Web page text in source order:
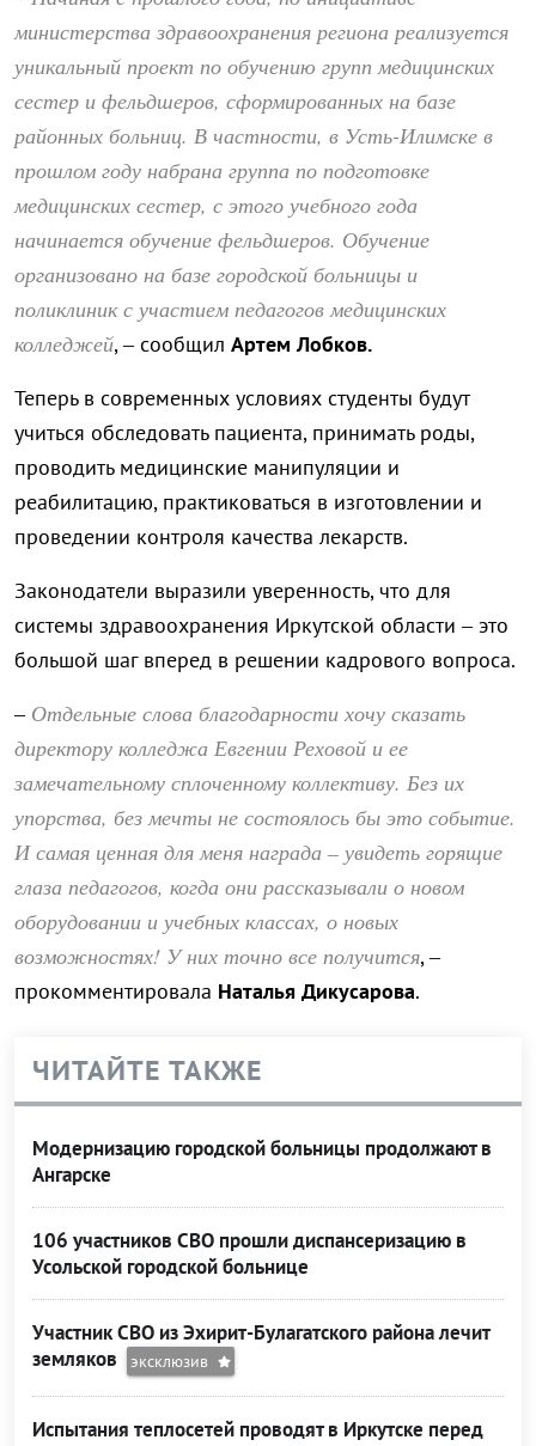
министерства здравоохранения региона реализуется
уникальный проект по обучению групп медицинских
сестер и фельдшеров, сформированных на базе
районных больниц. В частности, в Усть-Илимске в
прошлом году набрана группа по подготовке
медицинских сестер, с этого учебного года
начинается обучение фельдшеров. Обучение
организовано на базе городской больницы и
поликлиник с участием педагогов медицинских
колледжей, – сообщил Артем Лобков.
Теперь в современных условиях студенты будут
учиться обследовать пациента, принимать роды,
проводить медицинские манипуляции и
реабилитацию, практиковаться в изготовлении и
проведении контроля качества лекарств.
Законодатели выразили уверенность, что для
системы здравоохранения Иркутской области – это
большой шаг вперед в решении кадрового вопроса.
– Отдельные слова благодарности хочу сказать
директору колледжа Евгении Реховой и ее
замечательному сплоченному коллективу. Без их
упорства, без мечты не состоялось бы это событие.
И самая ценная для меня награда – увидеть горящие
глаза педагогов, когда они рассказывали о новом
оборудовании и учебных классах, о новых
возможностях! У них точно все получится, –
прокомментировала Наталья Дикусарова.
ЧИТАЙТЕ ТАКЖЕ
Модернизацию городской больницы продолжают в
Ангарске
106 участников СВО прошли диспансеризацию в
Усольской городской больнице
Участник СВО из Эхирит-Булагатского района лечит
земляков
эксклюзив
Испытания теплосетей проводят в Иркутске перед